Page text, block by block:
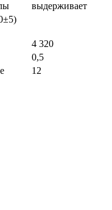
выдерживает
4 320
0,5
12